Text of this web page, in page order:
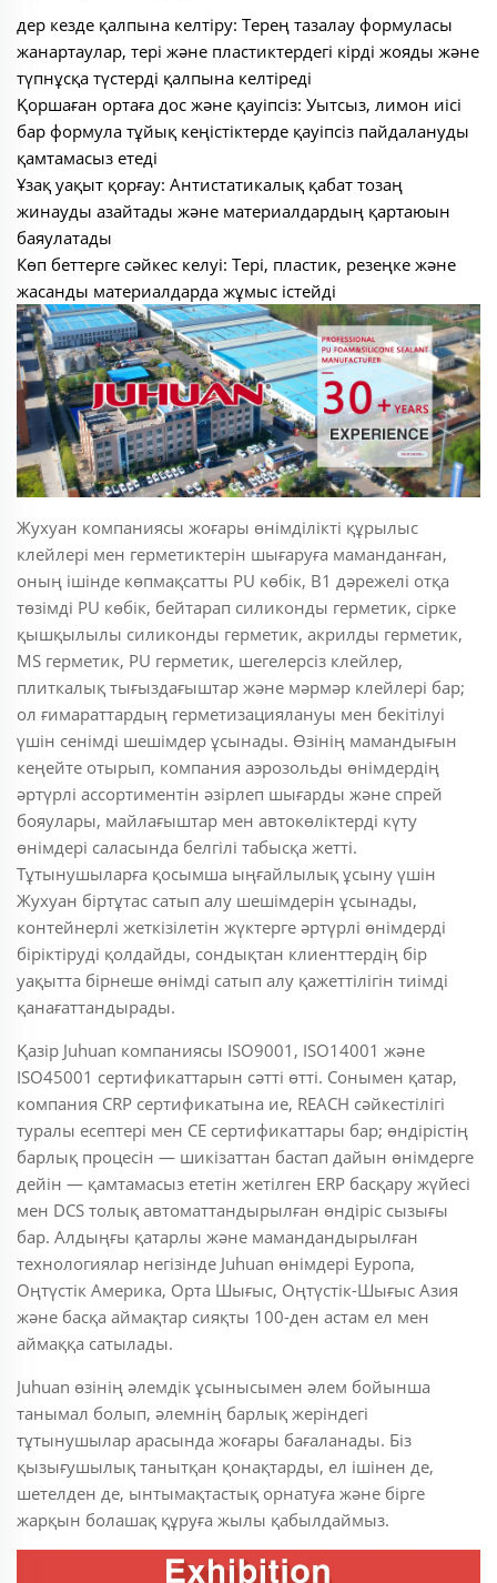
дер кезде қалпына келтіру: Терең тазалау формуласы
жанартаулар, тері және пластиктердегі кірді жояды және
түпнұсқа түстерді қалпына келтіреді
Қоршаған ортаға дос және қауіпсіз: Уытсыз, лимон иісі
бар формула тұйық кеңістіктерде қауіпсіз пайдалануды
қамтамасыз етеді
Ұзақ уақыт қорғау: Антистатикалық қабат тозаң
жинауды азайтады және материалдардың қартаюын
баяулатады
Көп беттерге сәйкес келуі: Тері, пластик, резеңке және
жасанды материалдарда жұмыс істейді
Жухуан компаниясы жоғары өнімділікті құрылыс
клейлері мен герметиктерін шығаруға маманданған,
оның ішінде көпмақсатты PU көбік, В1 дәрежелі отқа
төзімді PU көбік, бейтарап силиконды герметик, сірке
қышқылылы силиконды герметик, акрилды герметик,
MS герметик, PU герметик, шегелерсіз клейлер,
плиткалық тығыздағыштар және мәрмәр клейлері бар;
ол ғимараттардың герметизациялануы мен бекітілуі
үшін сенімді шешімдер ұсынады. Өзінің мамандығын
кеңейте отырып, компания аэрозольды өнімдердің
әртүрлі ассортиментін әзірлеп шығарды және спрей
бояулары, майлағыштар мен автокөліктерді күту
өнімдері саласында белгілі табысқа жетті.
Тұтынушыларға қосымша ыңғайлылық ұсыну үшін
Жухуан біртұтас сатып алу шешімдерін ұсынады,
контейнерлі жеткізілетін жүктерге әртүрлі өнімдерді
біріктіруді қолдайды, сондықтан клиенттердің бір
уақытта бірнеше өнімді сатып алу қажеттілігін тиімді
қанағаттандырады.
Қазір Juhuan компаниясы ISO9001, ISO14001 және
ISO45001 сертификаттарын сәтті өтті. Сонымен қатар,
компания CRP сертификатына ие, REACH сәйкестілігі
туралы есептері мен CE сертификаттары бар; өндірістің
барлық процесін — шикізаттан бастап дайын өнімдерге
дейін — қамтамасыз ететін жетілген ERP басқару жүйесі
мен DCS толық автоматтандырылған өндіріс сызығы
бар. Алдыңғы қатарлы және мамандандырылған
технологиялар негізінде Juhuan өнімдері Еуропа,
Оңтүстік Америка, Орта Шығыс, Оңтүстік-Шығыс Азия
және басқа аймақтар сияқты 100-ден астам ел мен
аймаққа сатылады.
Juhuan өзінің әлемдік ұсынысымен әлем бойынша
танымал болып, әлемнің барлық жеріндегі
тұтынушылар арасында жоғары бағаланады. Біз
қызығушылық танытқан қонақтарды, ел ішінен де,
шетелден де, ынтымақтастық орнатуға және бірге
жарқын болашақ құруға жылы қабылдаймыз.